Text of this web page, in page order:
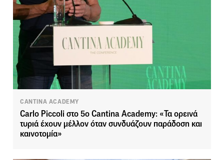
CANTINA ACADEMY
Carlo Piccoli στο 5ο Cantina Academy: «Τα ορεινά
τυριά έχουν μέλλον όταν συνδυάζουν παράδοση και
καινοτομία»